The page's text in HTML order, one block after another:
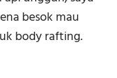
besok mau
body rafting.